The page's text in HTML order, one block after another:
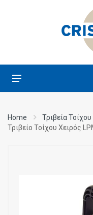
Home
Τριβεία Τοίχου
Τριβείο Τοίχου Χειρός